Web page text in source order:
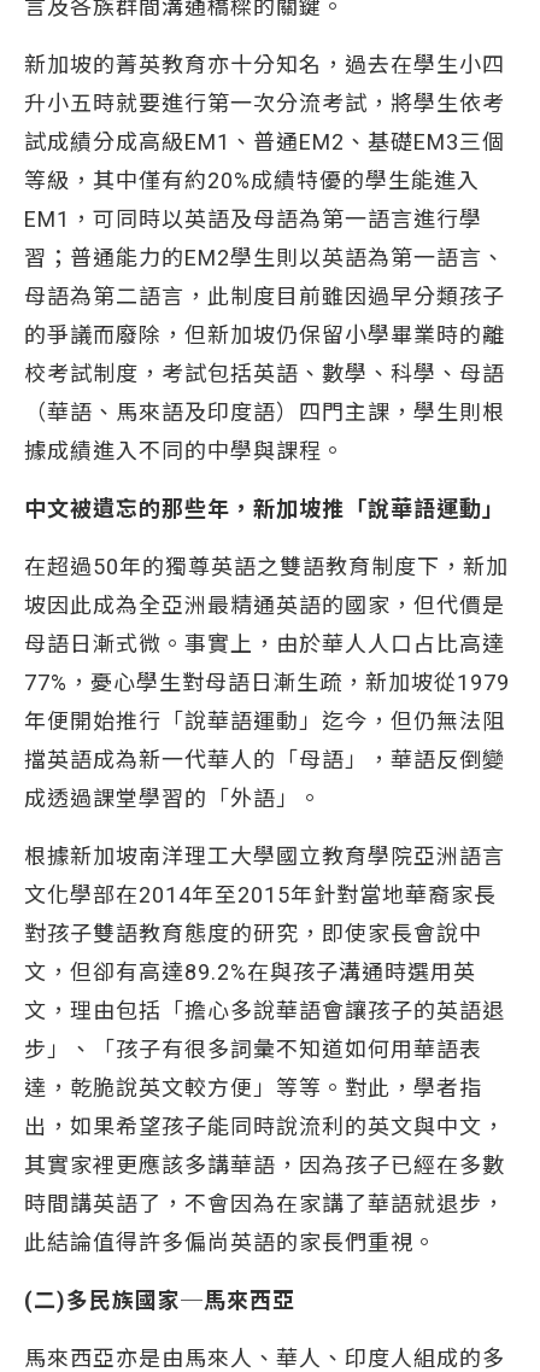
言及各族群間溝通橋樑的關鍵。
新加坡的菁英教育亦十分知名，過去在學生小四
升小五時就要進行第一次分流考試，將學生依考
試成績分成高級EM1、普通EM2、基礎EM3三個
等級，其中僅有約20%成績特優的學生能進入
EM1，可同時以英語及母語為第一語言進行學
習；普通能力的EM2學生則以英語為第一語言、
母語為第二語言，此制度目前雖因過早分類孩子
的爭議而廢除，但新加坡仍保留小學畢業時的離
校考試制度，考試包括英語、數學、科學、母語
（華語、馬來語及印度語）四門主課，學生則根
據成績進入不同的中學與課程。
中文被遺忘的那些年，新加坡推「說華語運動」
在超過50年的獨尊英語之雙語教育制度下，新加
坡因此成為全亞洲最精通英語的國家，但代價是
母語日漸式微。事實上，由於華人人口占比高達
77%，憂心學生對母語日漸生疏，新加坡從1979
年便開始推行「說華語運動」迄今，但仍無法阻
擋英語成為新一代華人的「母語」，華語反倒變
成透過課堂學習的「外語」。
根據新加坡南洋理工大學國立教育學院亞洲語言
文化學部在2014年至2015年針對當地華裔家長
對孩子雙語教育態度的研究，即使家長會說中
文，但卻有高達89.2%在與孩子溝通時選用英
文，理由包括「擔心多說華語會讓孩子的英語退
步」、「孩子有很多詞彙不知道如何用華語表
達，乾脆說英文較方便」等等。對此，學者指
出，如果希望孩子能同時說流利的英文與中文，
其實家裡更應該多講華語，因為孩子已經在多數
時間講英語了，不會因為在家講了華語就退步，
此結論值得許多偏尚英語的家長們重視。
(二)多民族國家─馬來西亞
馬來西亞亦是由馬來人、華人、印度人組成的多